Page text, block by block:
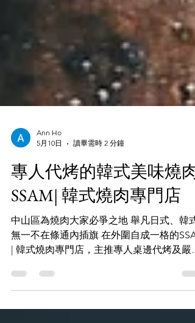
5月10日
讀畢需時 2 分鐘
專人代烤的韓式美味燒肉-
SSAM| 韓式燒肉專門店
中山區為燒肉大家必爭之地 舉凡日式、韓式
無一不在條通內插旗 在外圍自成一格的
| 韓式燒肉專門店，主推專人桌邊代烤及嚴選
台灣在地全程冷鏈運輸高品質豬肉 另外搭配